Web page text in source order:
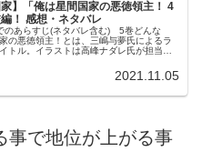
】「俺は星間国家の悪徳領主！ 4
！ 感想・ネタバレ
あらすじ(ネタバレ含む) 5巻どんな
の悪徳領主！とは、三嶋与夢氏によるラ
トル。イラストは高峰ナダレ氏が担当。
プ文庫から書…
2021.11.05
事で地位が上がる事